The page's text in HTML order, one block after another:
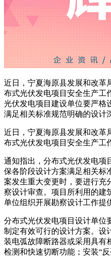
近日，宁夏海原县发展和改革
布式光伏发电项目安全生产工
光伏发电项目建设单位要严格
满足相关标准规范明确的设
近日，宁夏海原县发展和改革
布式光伏发电项目安全生产工
通知指出，分布式光伏发电项
保各阶段设计方案满足相关标
案发生重大变更时，要进行充
察设计审查。项目所利用的建
单位组织开展勘察设计工作提
分布式光伏发电项目设计单位
制定有效可行的设计方案。设
装电弧故障断路器或采用具有
检测和快速切断功能；安装“